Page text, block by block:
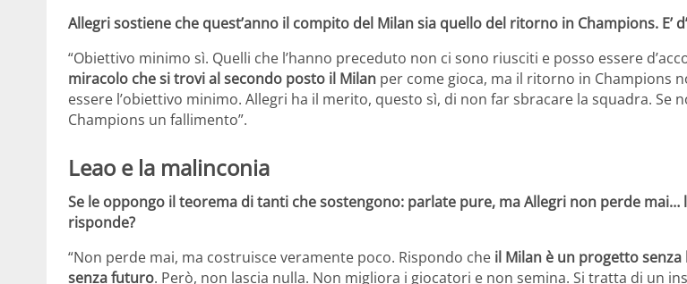
Allegri sostiene che quest’anno il compito del Milan sia quello del ritorno in Champions. E’
“Obiettivo minimo sì. Quelli che l’hanno preceduto non ci sono riusciti e posso essere
miracolo che si trovi al secondo posto il Milan per come gioca, ma il ritorno in Champions
essere l’obiettivo minimo. Allegri ha il merito, questo sì, di non far sbracare la squadra. Se
Champions un fallimento”.
Leao e la malinconia
Se le oppongo il teorema di tanti che sostengono: parlate pure, ma Allegri non perde mai…
risponde?
“Non perde mai, ma costruisce veramente poco. Rispondo che il Milan è un progetto senza
senza futuro. Però, non lascia nulla. Non migliora i giocatori e non semina. Si tratta di un